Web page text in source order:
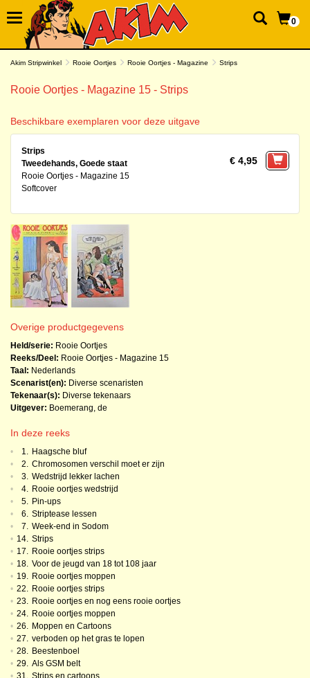
0
Akim Stripwinkel Rooie Oortjes Rooie Oortjes - Magazine Strips
Rooie Oortjes - Magazine 15 - Strips
Beschikbare exemplaren voor deze uitgave
Strips
Tweedehands, Goede staat
Rooie Oortjes - Magazine 15
Softcover
€ 4,95
Overige productgegevens
Held/serie: Rooie Oortjes
Reeks/Deel: Rooie Oortjes - Magazine 15
Taal: Nederlands
Scenarist(en): Diverse scenaristen
Tekenaar(s): Diverse tekenaars
Uitgever: Boemerang, de
In deze reeks
• 1. Haagsche bluf
•
2. Chromosomen verschil moet er zijn
•
3. Wedstrijd lekker lachen
•
4. Rooie oortjes wedstrijd
•
5. Pin-ups
•
6. Striptease lessen
•
7. Week-end in Sodom
• 14. Strips
• 17. Rooie oortjes strips
• 18. Voor de jeugd van 18 tot 108 jaar
• 19. Rooie oortjes moppen
• 22. Rooie oortjes strips
• 23. Rooie oortjes en nog eens rooie oortjes
• 24. Rooie oortjes moppen
• 26. Moppen en Cartoons
• 27. verboden op het gras te lopen
• 28. Beestenboel
• 29. Als GSM belt
• 31. Strips en cartoons